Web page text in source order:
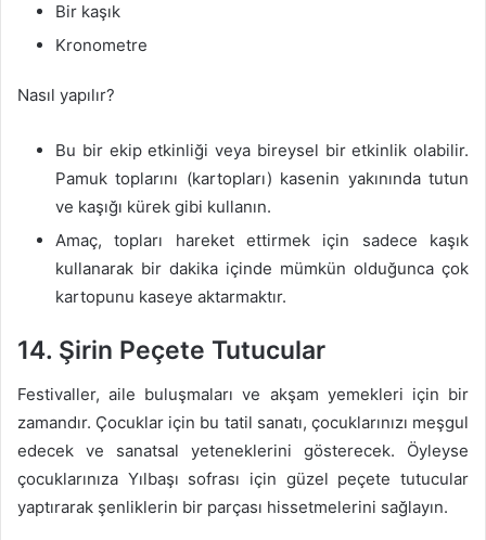
Bir kaşık
Kronometre
Nasıl yapılır?
Bu bir ekip etkinliği veya bireysel bir etkinlik olabilir.
Pamuk toplarını (kartopları) kasenin yakınında tutun
ve kaşığı kürek gibi kullanın.
Amaç, topları hareket ettirmek için sadece kaşık
kullanarak bir dakika içinde mümkün olduğunca çok
kartopunu kaseye aktarmaktır.
14. Şirin Peçete Tutucular
Festivaller, aile buluşmaları ve akşam yemekleri için bir
zamandır. Çocuklar için bu tatil sanatı, çocuklarınızı meşgul
edecek ve sanatsal yeteneklerini gösterecek. Öyleyse
çocuklarınıza Yılbaşı sofrası için güzel peçete tutucular
yaptırarak şenliklerin bir parçası hissetmelerini sağlayın.